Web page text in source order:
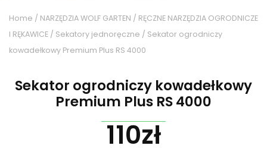
Home / NARZĘDZIA WOLF GARTEN / RĘCZNE NARZĘDZIA OGRODNICZE
I RĘKAWICE / Sekatory jednoręczne / Sekator ogrodniczy
kowadełkowy Premium Plus RS 4000
Sekator ogrodniczy kowadełkowy
Premium Plus RS 4000
110zł